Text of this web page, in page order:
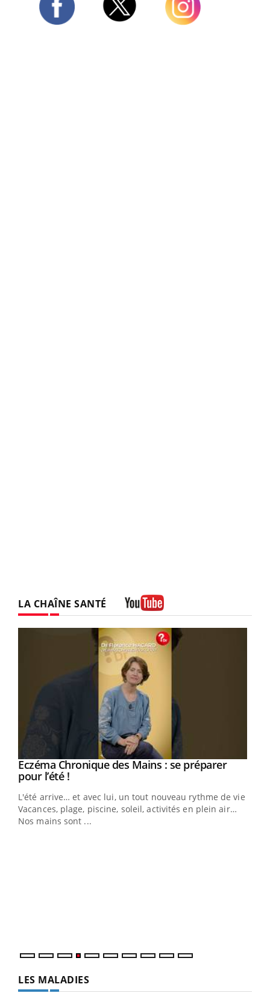
LA CHAÎNE SANTÉ
Youtube
Eczéma Chronique des Mains : se préparer
pour l’été !Youtube
L'été arrive… et avec lui, un tout nouveau rythme de vie !
Vacances, plage, piscine, soleil, activités en plein air…
Nos mains sont ...
Youtube
Diabète & Ramadan 2026Youtube
Le Ramadan approche, et, pour de nombreuses
personnes atteintes de diabète, c'est une période de
questions, de défis, mais ...
LES MALADIES